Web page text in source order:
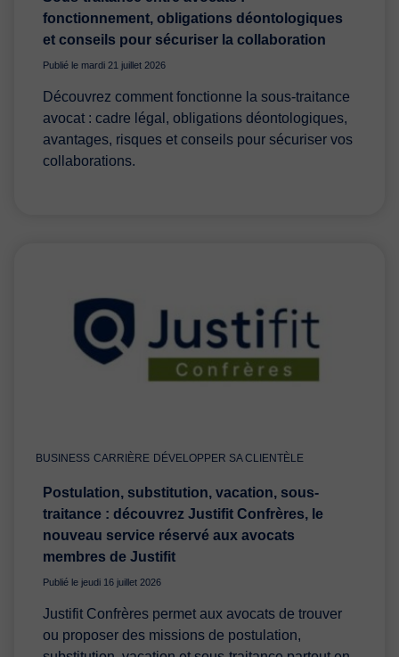
fonctionnement, obligations déontologiques
et conseils pour sécuriser la collaboration
Publié le mardi 21 juillet 2026
Découvrez comment fonctionne la sous-traitance
avocat : cadre légal, obligations déontologiques,
avantages, risques et conseils pour sécuriser vos
collaborations.
BUSINESS CARRIÈRE DÉVELOPPER SA CLIENTÈLE
Postulation, substitution, vacation, sous-
traitance : découvrez Justifit Confrères, le
nouveau service réservé aux avocats
membres de Justifit
Publié le jeudi 16 juillet 2026
Justifit Confrères permet aux avocats de trouver
ou proposer des missions de postulation,